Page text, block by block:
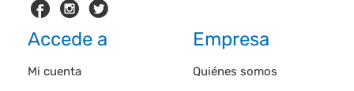
Accede a
Mi cuenta
Empresa
Quiénes somos